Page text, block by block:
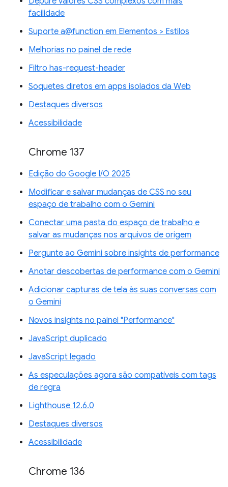
facilidade
Suporte a@function em Elementos > Estilos
Melhorias no painel de rede
Filtro has-request-header
Soquetes diretos em apps isolados da Web
Destaques diversos
Acessibilidade
Chrome 137
Edição do Google I/O 2025
Modificar e salvar mudanças de CSS no seu
espaço de trabalho com o Gemini
Conectar uma pasta do espaço de trabalho e
salvar as mudanças nos arquivos de origem
Pergunte ao Gemini sobre insights de performance
Anotar descobertas de performance com o Gemini
Adicionar capturas de tela às suas conversas com
o Gemini
Novos insights no painel "Performance"
JavaScript duplicado
JavaScript legado
As especulações agora são compatíveis com tags
de regra
Lighthouse 12.6.0
Destaques diversos
Acessibilidade
Chrome 136